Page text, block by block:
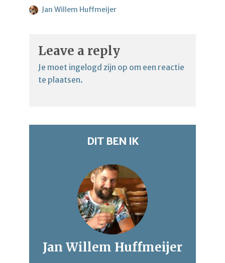
Jan Willem Huffmeijer
Leave a reply
Je moet ingelogd zijn op om een reactie
te plaatsen.
DIT BEN IK
Jan Willem Huffmeijer